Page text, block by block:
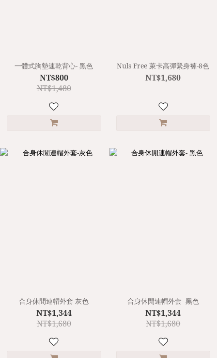
一體式胸墊速乾背心- 黑色
NT$800
NT$1,480
Nuls Free 萊卡高彈緊身褲-8色
NT$1,680
合身休閒連帽外套-灰色
NT$1,344
NT$1,680
合身休閒連帽外套- 黑色
NT$1,344
NT$1,680